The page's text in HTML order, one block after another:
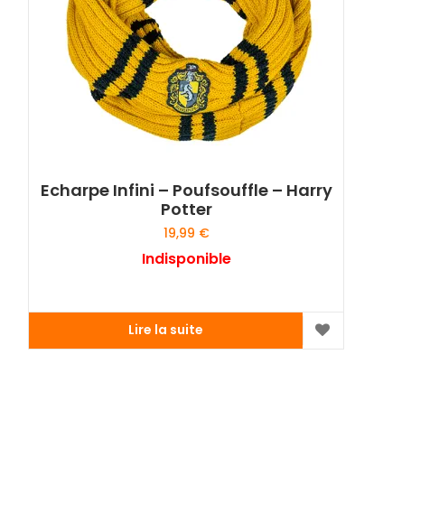
Echarpe Infini – Poufsouffle – Harry
Potter
19,99 €
Indisponible
Lire la suite